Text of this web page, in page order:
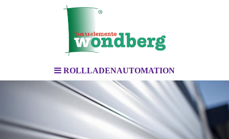
ROLLLADENAUTOMATION